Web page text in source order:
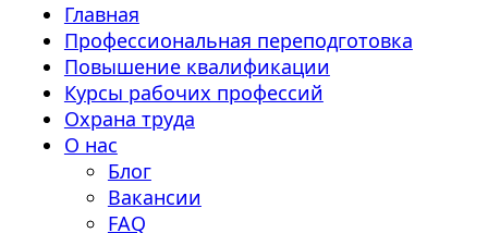
Главная
Профессиональная переподготовка
Повышение квалификации
Курсы рабочих профессий
Охрана труда
О нас
Блог
Вакансии
FAQ